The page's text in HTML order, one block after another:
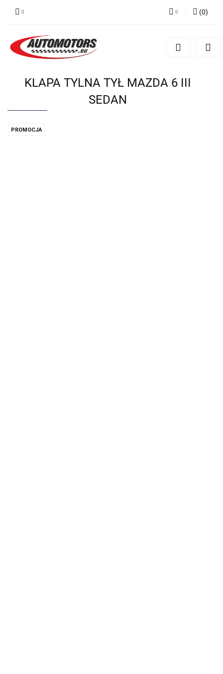
Zarejestruj się
(0)
KLAPA TYLNA TYŁ MAZDA 6 III
SEDAN
PROMOCJA